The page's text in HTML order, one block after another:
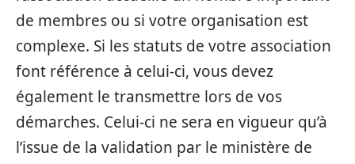
de membres ou si votre organisation est
complexe. Si les statuts de votre association
font référence à celui-ci, vous devez
également le transmettre lors de vos
démarches. Celui-ci ne sera en vigueur qu’à
l’issue de la validation par le ministère de